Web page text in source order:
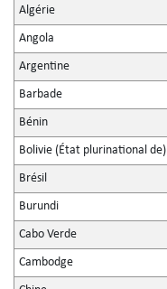
Algérie
Angola
Argentine
Barbade
Bénin
Bolivie (État plurinational de)
Brésil
Burundi
Cabo Verde
Cambodge